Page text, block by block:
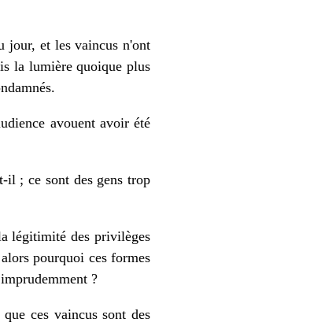
jour, et les vaincus n'ont
la lumière quoique plus
avouent avoir été
il ; ce sont des gens trop
légitimité des privilèges
pourquoi ces formes
?
ces vaincus sont des